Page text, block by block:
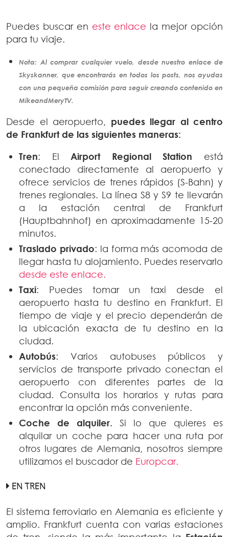
Puedes buscar en este enlace la mejor opción
para tu viaje.
Nota: Al comprar cualquier vuelo, desde nuestro enlace de
Skyskanner, que encontrarás en todos los posts, nos ayudas
con una pequeña comisión para seguir creando contenido en
MikeandMeryTV.
Desde el aeropuerto, puedes llegar al centro
de Frankfurt de las siguientes maneras:
Tren: El Airport Regional Station está
conectado directamente al aeropuerto y
ofrece servicios de trenes rápidos (S-Bahn) y
trenes regionales. La línea S8 y S9 te llevarán
a la estación central de Frankfurt
(Hauptbahnhof) en aproximadamente 15-20
minutos.
Traslado privado: la forma más acomoda de
llegar hasta tu alojamiento. Puedes reservarlo
desde este enlace.
Taxi: Puedes tomar un taxi desde el
aeropuerto hasta tu destino en Frankfurt. El
tiempo de viaje y el precio dependerán de
la ubicación exacta de tu destino en la
ciudad.
Autobús: Varios autobuses públicos y
servicios de transporte privado conectan el
aeropuerto con diferentes partes de la
ciudad. Consulta los horarios y rutas para
encontrar la opción más conveniente.
Coche de alquiler. Si lo que quieres es
alquilar un coche para hacer una ruta por
otros lugares de Alemania, nosotros siempre
utilizamos el buscador de Europcar.
EN TREN
El sistema ferroviario en Alemania es eficiente y
amplio. Frankfurt cuenta con varias estaciones